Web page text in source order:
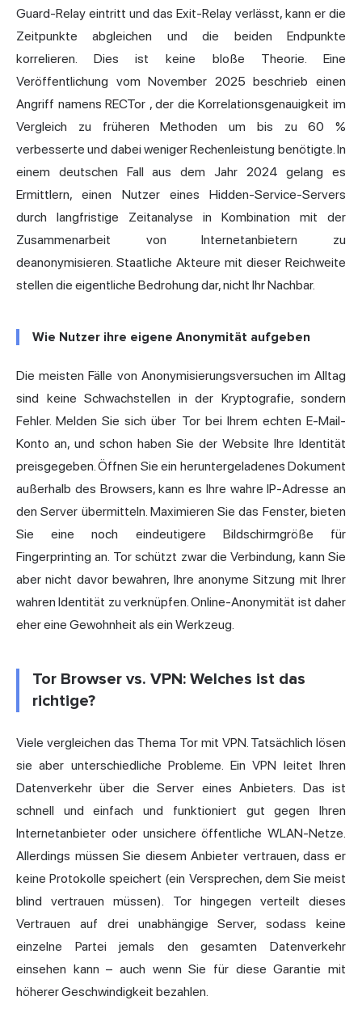
Guard-Relay eintritt und das Exit-Relay verlässt, kann er die
Zeitpunkte abgleichen und die beiden Endpunkte
korrelieren. Dies ist keine bloße Theorie. Eine
Veröffentlichung vom November 2025 beschrieb einen
Angriff namensRECTor , der die Korrelationsgenauigkeit im
Vergleich zu früheren Methoden um bis zu 60 %
verbesserte und dabei weniger Rechenleistung benötigte. In
einem deutschen Fall aus dem Jahr 2024 gelang es
Ermittlern, einen Nutzer eines Hidden-Service-Servers
durch langfristige Zeitanalyse in Kombination mit der
Zusammenarbeit von Internetanbietern zu
deanonymisieren. Staatliche Akteure mit dieser Reichweite
stellen die eigentliche Bedrohung dar, nicht Ihr Nachbar.
Wie Nutzer ihre eigene Anonymität aufgeben
Die meisten Fälle von Anonymisierungsversuchen im Alltag
sind keine Schwachstellen in der Kryptografie, sondern
Fehler. Melden Sie sich über Tor bei Ihrem echten E-Mail-
Konto an, und schon haben Sie der Website Ihre Identität
preisgegeben. Öffnen Sie ein heruntergeladenes Dokument
außerhalb des Browsers, kann es Ihre wahre IP-Adresse an
den Server übermitteln. Maximieren Sie das Fenster, bieten
Sie eine noch eindeutigere Bildschirmgröße für
Fingerprinting an. Tor schützt zwar die Verbindung, kann Sie
aber nicht davor bewahren, Ihre anonyme Sitzung mit Ihrer
wahren Identität zu verknüpfen. Online-Anonymität ist daher
eher eine Gewohnheit als ein Werkzeug.
Tor Browser vs. VPN: Welches ist das
richtige?
Viele vergleichen das Thema Tor mit VPN. Tatsächlich lösen
sie aber unterschiedliche Probleme. Ein VPN leitet Ihren
Datenverkehr über die Server eines Anbieters. Das ist
schnell und einfach und funktioniert gut gegen Ihren
Internetanbieter oder unsichere öffentliche WLAN-Netze.
Allerdings müssen Sie diesem Anbieter vertrauen, dass er
keine Protokolle speichert (ein Versprechen, dem Sie meist
blind vertrauen müssen). Tor hingegen verteilt dieses
Vertrauen auf drei unabhängige Server, sodass keine
einzelne Partei jemals den gesamten Datenverkehr
einsehen kann – auch wenn Sie für diese Garantie mit
höherer Geschwindigkeit bezahlen.